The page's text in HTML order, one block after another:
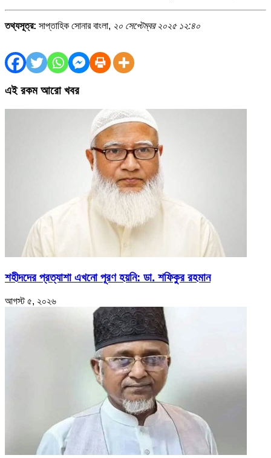
তথ্যসূত্র: সাপ্তাহিক সোনার বাংলা, ২০ সেপ্টেম্বর ২০২৫ ১২:৪০
এই রকম আরো খবর
শহীদদের প্রত্যাশা এখনো পূরণ হয়নি: ডা. শফিকুর রহমান
আগস্ট ৫, ২০২৬